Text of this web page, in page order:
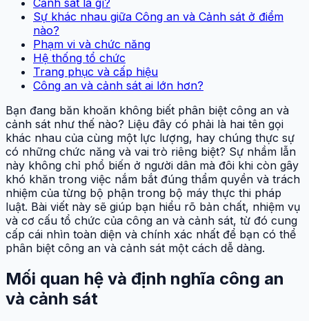
Sự khác nhau giữa Công an và Cảnh sát ở điểm
nào?
Phạm vi và chức năng
Hệ thống tổ chức
Trang phục và cấp hiệu
Công an và cảnh sát ai lớn hơn?
Bạn đang băn khoăn không biết phân biệt công an và
cảnh sát như thế nào? Liệu đây có phải là hai tên gọi
khác nhau của cùng một lực lượng, hay chúng thực sự
có những chức năng và vai trò riêng biệt? Sự nhầm lẫn
này không chỉ phổ biến ở người dân mà đôi khi còn gây
khó khăn trong việc nắm bắt đúng thẩm quyền và trách
nhiệm của từng bộ phận trong bộ máy thực thi pháp
luật. Bài viết này sẽ giúp bạn hiểu rõ bản chất, nhiệm vụ
và cơ cấu tổ chức của công an và cảnh sát, từ đó cung
cấp cái nhìn toàn diện và chính xác nhất để bạn có thể
phân biệt công an và cảnh sát một cách dễ dàng.
Mối quan hệ và định nghĩa công an
và cảnh sát